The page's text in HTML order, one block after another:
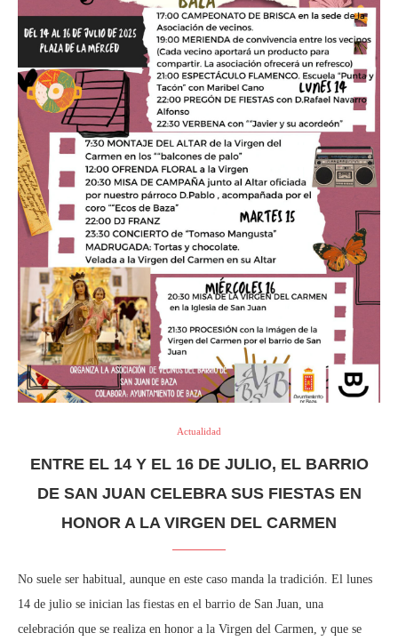
Actualidad
ENTRE EL 14 Y EL 16 DE JULIO, EL BARRIO
DE SAN JUAN CELEBRA SUS FIESTAS EN
HONOR A LA VIRGEN DEL CARMEN
No suele ser habitual, aunque en este caso manda la tradición. El lunes
14 de julio se inician las fiestas en el barrio de San Juan, una
celebración que se realiza en honor a la Virgen del Carmen, y que se